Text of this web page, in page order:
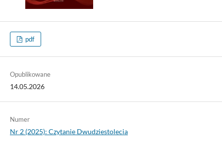
pdf
Opublikowane
14.05.2026
Numer
Nr 2 (2025): Czytanie Dwudziestolecia